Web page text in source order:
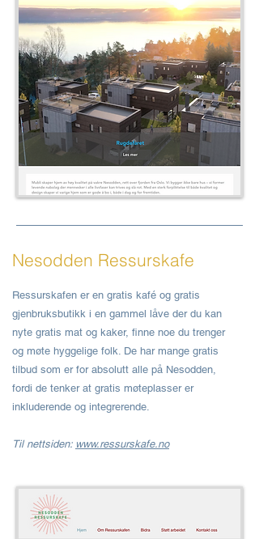
Nesodden Ressurskafe
Ressurskafen er en gratis kafé og gratis
gjenbruksbutikk i en gammel låve der du kan
nyte gratis mat og kaker, finne noe du trenger
og møte hyggelige folk. De har mange gratis
tilbud som er for absolutt alle på Nesodden,
fordi de tenker at gratis møteplasser er
inkluderende og integrerende.
Til nettsiden: www.ressurskafe.no